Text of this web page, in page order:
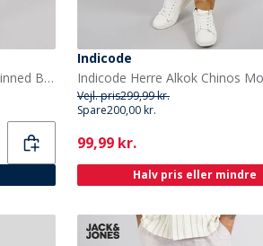
THREADBARE Herre Ramsay Linned Bukser Khaki
Indicode
Indicode Herre Alkok Chinos
Vejl. pris299,99 kr.
Spare200,00 kr.
Current
99,99 kr.
Halv pris eller mindre